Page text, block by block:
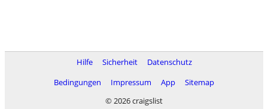
Hilfe Sicherheit
Datenschutz
Bedingungen
Impressum App
Sitemap
© 2026 craigslist